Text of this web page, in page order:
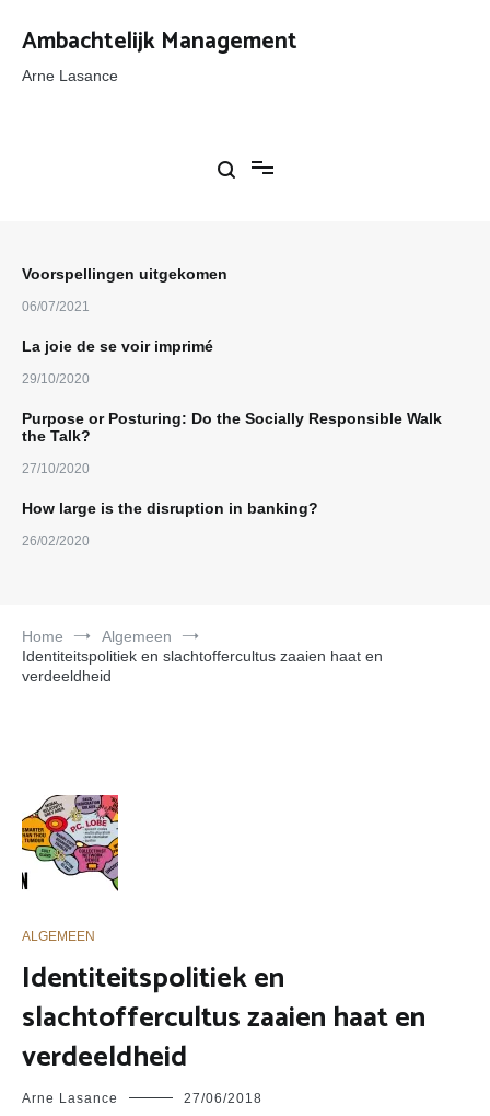
naar
inhoud
Ambachtelijk Management
Arne Lasance
Voorspellingen uitgekomen
06/07/2021
La joie de se voir imprimé
29/10/2020
Purpose or Posturing: Do the Socially Responsible Walk
the Talk?
27/10/2020
How large is the disruption in banking?
26/02/2020
Home
Algemeen
Identiteitspolitiek en slachtoffercultus zaaien haat en
verdeeldheid
ALGEMEEN
Identiteitspolitiek en
slachtoffercultus zaaien haat en
verdeeldheid
Arne Lasance 27/06/2018